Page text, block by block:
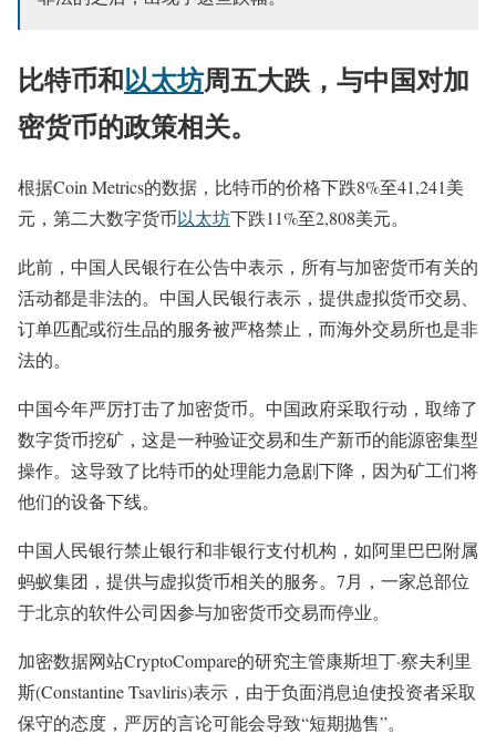
比特币和以太坊周五大跌，与中国对加
密货币的政策相关。
根据Coin Metrics的数据，比特币的价格下跌8%至41,241美
元，第二大数字货币以太坊下跌11%至2,808美元。
此前，中国人民银行在公告中表示，所有与加密货币有关的
活动都是非法的。中国人民银行表示，提供虚拟货币交易、
订单匹配或衍生品的服务被严格禁止，而海外交易所也是非
法的。
中国今年严厉打击了加密货币。中国政府采取行动，取缔了
数字货币挖矿，这是一种验证交易和生产新币的能源密集型
操作。这导致了比特币的处理能力急剧下降，因为矿工们将
他们的设备下线。
中国人民银行禁止银行和非银行支付机构，如阿里巴巴附属
蚂蚁集团，提供与虚拟货币相关的服务。7月，一家总部位
于北京的软件公司因参与加密货币交易而停业。
加密数据网站CryptoCompare的研究主管康斯坦丁·察夫利里
斯(Constantine Tsavliris)表示，由于负面消息迫使投资者采取
保守的态度，严厉的言论可能会导致“短期抛售”。